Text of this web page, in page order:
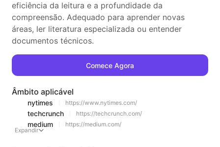
eficiência da leitura e a profundidade da
compreensão. Adequado para aprender novas
áreas, ler literatura especializada ou entender
documentos técnicos.
Comece Agora
Âmbito aplicável
nytimes https://www.nytimes.com/
techcrunch https://techcrunch.com/
medium
https://medium.com/
Expandir